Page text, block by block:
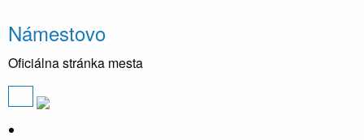
Námestovo
Oficiálna stránka mesta